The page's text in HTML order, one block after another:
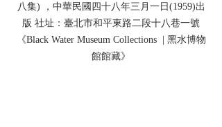
八集) ，中華民國四十八年三月一日(1959)出
版 社址：臺北市和平東路二段十八巷一號
《Black Water Museum Collections  | 黑水博物
館館藏》